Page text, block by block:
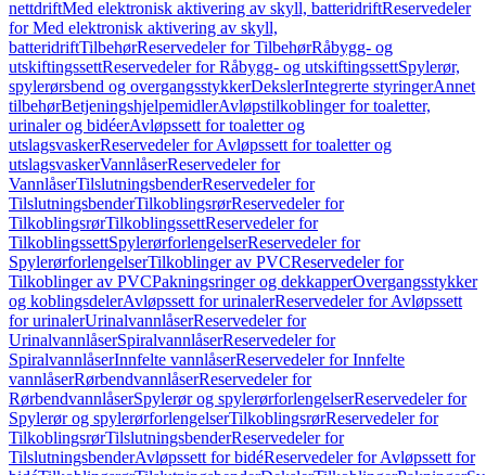
nettdriftMed elektronisk aktivering av skyll, batteridriftReservedeler
for Med elektronisk aktivering av skyll,
batteridriftTilbehørReservedeler for TilbehørRåbygg- og
utskiftingssettReservedeler for Råbygg- og utskiftingssettSpylerør,
spylerørsbend og overgangsstykkerDekslerIntegrerte styringerAnnet
tilbehørBetjeningshjelpemidlerAvløpstilkoblinger for toaletter,
urinaler og bidéerAvløpssett for toaletter og
utslagsvaskerReservedeler for Avløpssett for toaletter og
utslagsvaskerVannlåserReservedeler for
VannlåserTilslutningsbenderReservedeler for
TilslutningsbenderTilkoblingsrørReservedeler for
TilkoblingsrørTilkoblingssettReservedeler for
TilkoblingssettSpylerørforlengelserReservedeler for
SpylerørforlengelserTilkoblinger av PVCReservedeler for
Tilkoblinger av PVCPakningsringer og dekkapperOvergangsstykker
og koblingsdelerAvløpssett for urinalerReservedeler for Avløpssett
for urinalerUrinalvannlåserReservedeler for
UrinalvannlåserSpiralvannlåserReservedeler for
SpiralvannlåserInnfelte vannlåserReservedeler for Innfelte
vannlåserRørbendvannlåserReservedeler for
RørbendvannlåserSpylerør og spylerørforlengelserReservedeler for
Spylerør og spylerørforlengelserTilkoblingsrørReservedeler for
TilkoblingsrørTilslutningsbenderReservedeler for
TilslutningsbenderAvløpssett for bidéReservedeler for Avløpssett for